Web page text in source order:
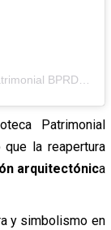
Patrimonial
que la reapertura
arquitectónica
y simbolismo en